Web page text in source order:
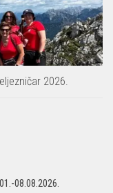
2026.
08.08.2026.